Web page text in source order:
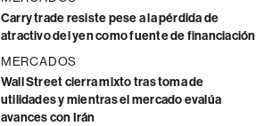
Carry trade resiste pese a la pérdida de
atractivo del yen como fuente de financiación
MERCADOS
Wall Street cierra mixto tras toma de
utilidades y mientras el mercado evalúa
avances con Irán